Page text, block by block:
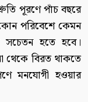
পূরণে পাঁচ বছরে
পরিবেশে কেমন
সচেতন হতে হবে।
থেকে বিরত থাকতে
মনযোগী হওয়ার